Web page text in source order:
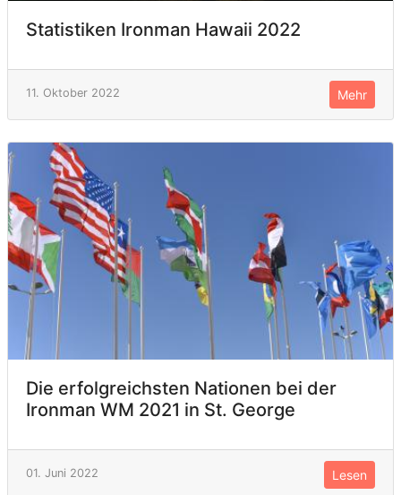
Statistiken Ironman Hawaii 2022
11. Oktober 2022 Mehr
Die erfolgreichsten Nationen bei der
Ironman WM 2021 in St. George
01. Juni 2022 Lesen